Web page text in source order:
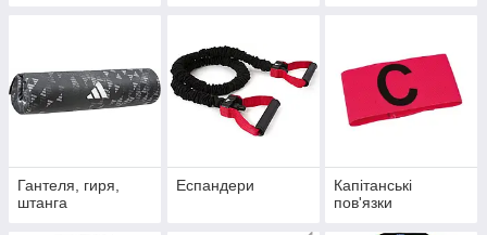
Гантеля, гиря,
штанга
Еспандери
Капітанські
пов'язки